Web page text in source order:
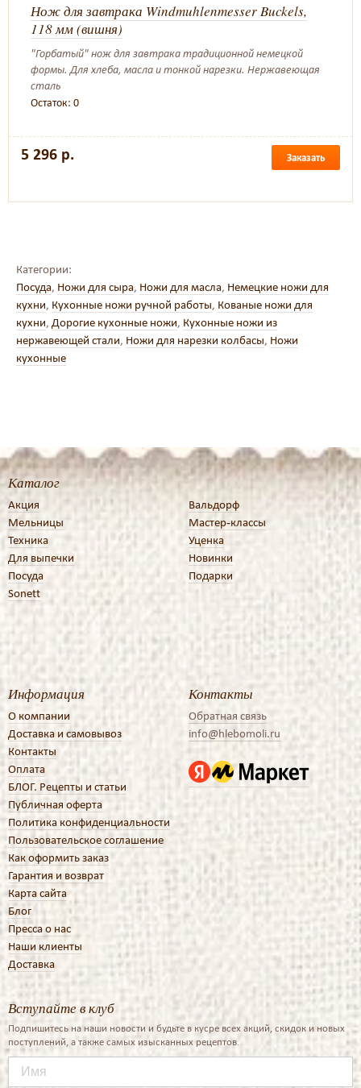
Нож для завтрака Windmuhlenmesser Buckels,
118 мм (вишня)
"Горбатый" нож для завтрака традиционной немецкой
формы. Для хлеба, масла и тонкой нарезки. Нержавеющая
сталь
Остаток: 0
5 296 р. Заказать
Категории:
Посуда, Ножи для сыра, Ножи для масла, Немецкие ножи для
кухни, Кухонные ножи ручной работы, Кованые ножи для
кухни, Дорогие кухонные ножи, Кухонные ножи из
нержавеющей стали, Ножи для нарезки колбасы, Ножи
кухонные
Каталог
Акция
Мельницы
Техника
Для выпечки
Посуда
Sonett
Вальдорф
Мастер-классы
Уценка
Новинки
Подарки
Информация
О компании
Доставка и самовывоз
Контакты
Оплата
БЛОГ. Рецепты и статьи
Публичная оферта
Политика конфиденциальности
Пользовательское соглашение
Как оформить заказ
Гарантия и возврат
Карта сайта
Блог
Пресса о нас
Наши клиенты
Доставка
Контакты
Обратная связь
info@hlebomoli.ru
Вступайте в клуб
Подпишитесь на наши новости и будьте в кусре всех акций, скидок и новых
поступлений, а также самых изысканных рецептов.